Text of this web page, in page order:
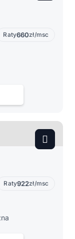
Raty660zł/msc
Raty922zł/msc